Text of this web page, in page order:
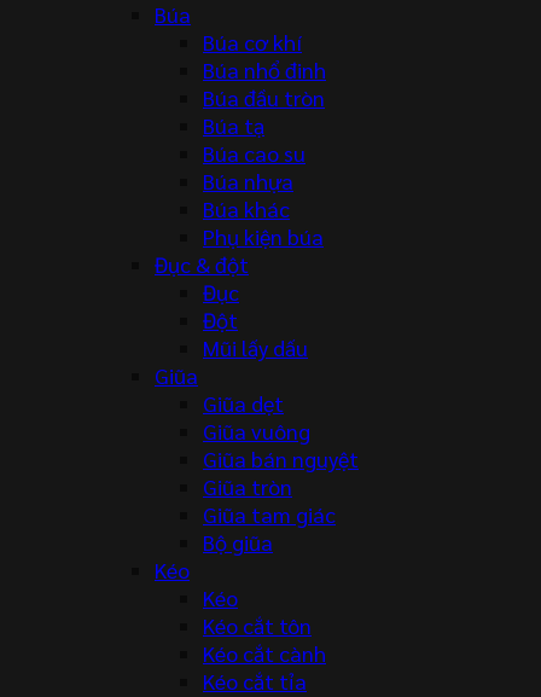
Búa
Búa cơ khí
Búa nhổ đinh
Búa đầu tròn
Búa tạ
Búa cao su
Búa nhựa
Búa khác
Phụ kiện búa
Đục & đột
Đục
Đột
Mũi lấy dấu
Giũa
Giũa dẹt
Giũa vuông
Giũa bán nguyệt
Giũa tròn
Giũa tam giác
Bộ giũa
Kéo
Kéo
Kéo cắt tôn
Kéo cắt cành
Kéo cắt tỉa